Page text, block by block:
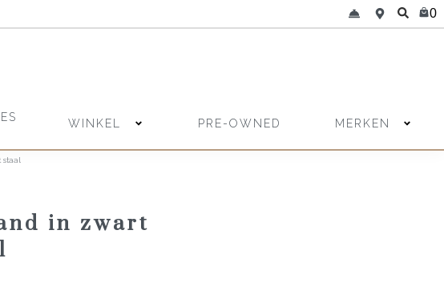
0
WINKEL PRE-OWNED MERKEN
in zwart